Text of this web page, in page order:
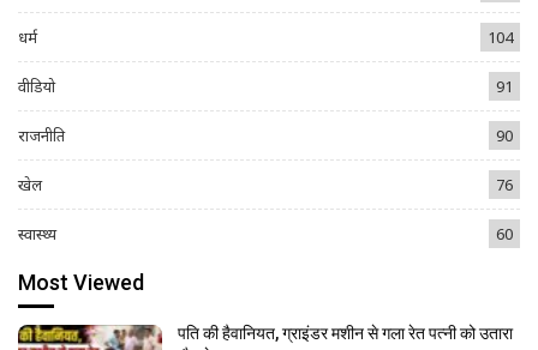
धर्म 104
वीडियो 91
राजनीति 90
खेल 76
स्वास्थ्य 60
Most Viewed
पति की हैवानियत, ग्राइंडर मशीन से गला रेत पत्नी को उतारा